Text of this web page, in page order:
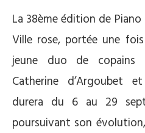
La 38ème édition de
Ville rose, portée une
jeune duo de copains
Catherine d’Argoubet
durera du 6 au 29
poursuivant son